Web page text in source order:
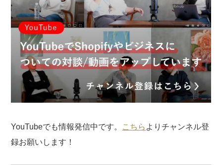
YouTubeでも情報発信中です。 こちら よりチャンネル登
録お願いします！